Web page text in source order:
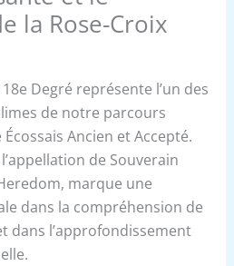
la Rose-Croix
Degré représente l’un des
de notre parcours
Ancien et Accepté.
de Souverain
marque une
dans la compréhension de
dans l’approfondissement